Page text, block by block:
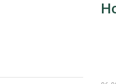
WOODEX-
СУШКА